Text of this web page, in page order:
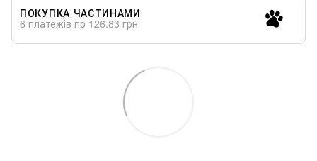
ПОКУПКА ЧАСТИНАМИ
6 платежів по 126.83 грн